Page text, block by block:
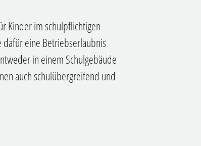
Kinder im schulpflichtigen
eine Betriebserlaubnis
in einem Schulgebäude
auch schulübergreifend und